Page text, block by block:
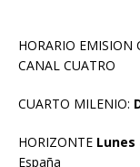
HORARIO EMISION
CANAL CUATRO
CUARTO MILENIO:
HORIZONTE Lunes
España